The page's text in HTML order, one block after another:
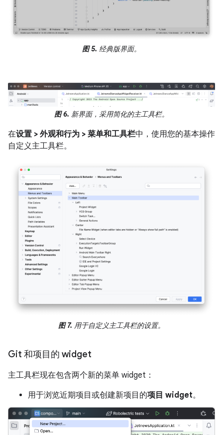
图 5. 经典版界面。
图 6. 新界面，采用简化的主工具栏。
在设置 > 外观和行为 > 菜单和工具栏中，使用您的基本操作
自定义主工具栏。
图 7. 用于自定义主工具栏的设置。
Git 和项目的 widget
主工具栏现在包含两个新的菜单 widget：
用于浏览近期项目或创建新项目的项目 widget。